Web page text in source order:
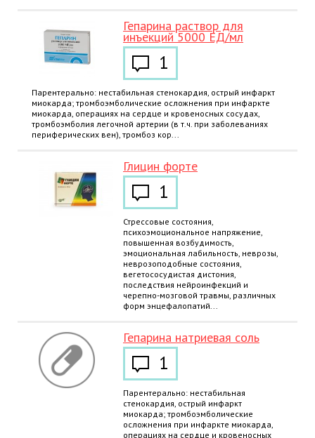
Гепарина раствор для
инъекций 5000 ЕД/мл
1
Парентерально: нестабильная стенокардия, острый инфаркт
миокарда; тромбоэмболические осложнения при инфаркте
миокарда, операциях на сердце и кровеносных сосудах,
тромбоэмболия легочной артерии (в т.ч. при заболеваниях
периферических вен), тромбоз кор...
Глицин форте
1
Стрессовые состояния,
психоэмоциональное напряжение,
повышенная возбудимость,
эмоциональная лабильность, неврозы,
неврозоподобные состояния,
вегетососудистая дистония,
последствия нейроинфекций и
черепно-мозговой травмы, различных
форм энцефалопатий...
Гепарина натриевая соль
1
Парентерально: нестабильная
стенокардия, острый инфаркт
миокарда; тромбоэмболические
осложнения при инфаркте миокарда,
операциях на сердце и кровеносных